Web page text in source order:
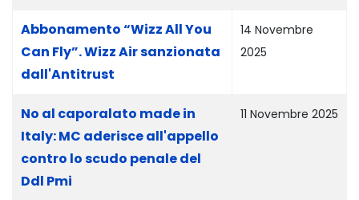
Abbonamento “Wizz All You
Can Fly”. Wizz Air sanzionata
dall'Antitrust
14 Novembre
2025
No al caporalato made in
Italy: MC aderisce all'appello
contro lo scudo penale del
Ddl Pmi
11 Novembre 2025